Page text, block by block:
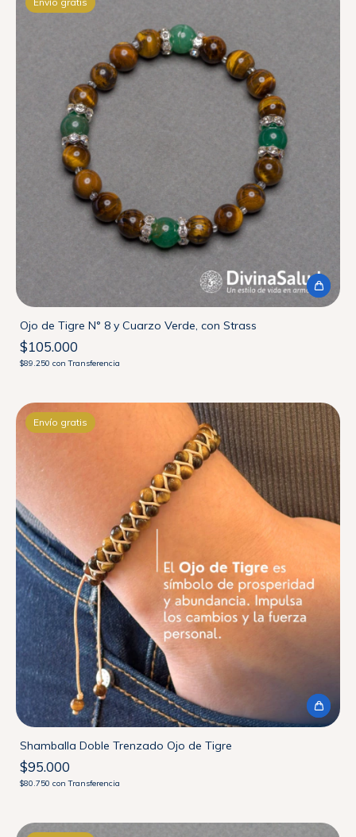
Ojo de Tigre N° 8 y Cuarzo Verde, con Strass
$105.000
$89.250 con Transferencia
Envío gratis
Shamballa Doble Trenzado Ojo de Tigre
$95.000
$80.750 con Transferencia